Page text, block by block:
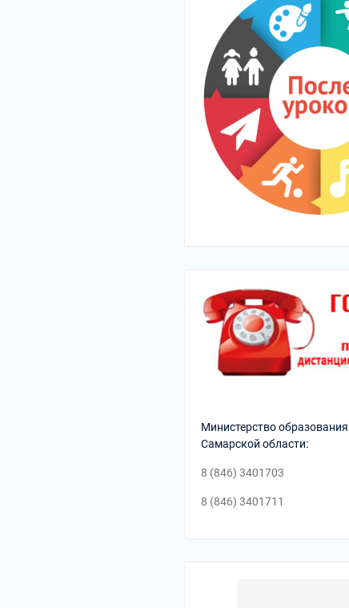
Министерство
Самарской области:
8 (846) 3401703
8 (846) 3401711